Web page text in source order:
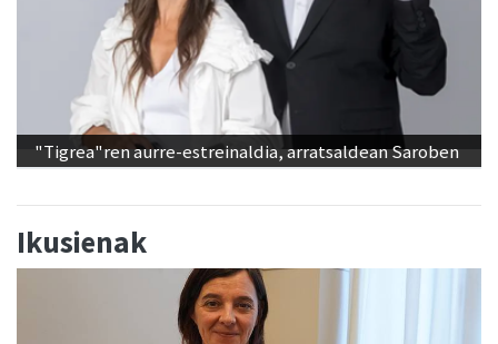
"Tigrea"ren aurre-estreinaldia, arratsaldean Saroben
Ikusienak